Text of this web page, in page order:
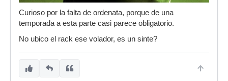
Curioso por la falta de ordenata, porque de una
temporada a esta parte casi parece obligatorio.
No ubico el rack ese volador, es un sinte?